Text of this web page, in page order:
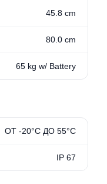
45.8 cm
80.0 cm
65 kg w/ Battery
ОТ -20°С ДО 55°С
IP 67